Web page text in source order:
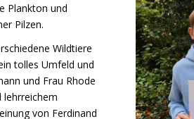
Plankton und
Pilzen.
Wildtiere
tolles Umfeld und
und Frau Rhode
lehrreichem
von Ferdinand